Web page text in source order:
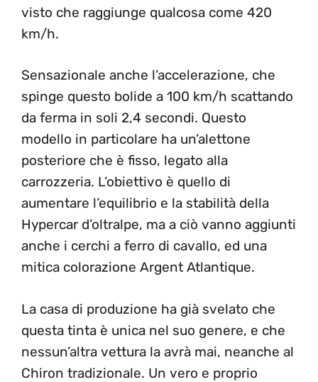
visto che raggiunge qualcosa come 420
km/h.
Sensazionale anche l’accelerazione, che
spinge questo bolide a 100 km/h scattando
da ferma in soli 2,4 secondi. Questo
modello in particolare ha un’alettone
posteriore che è fisso, legato alla
carrozzeria. L’obiettivo è quello di
aumentare l’equilibrio e la stabilità della
Hypercar d’oltralpe, ma a ciò vanno aggiunti
anche i cerchi a ferro di cavallo, ed una
mitica colorazione Argent Atlantique.
La casa di produzione ha già svelato che
questa tinta è unica nel suo genere, e che
nessun’altra vettura la avrà mai, neanche al
Chiron tradizionale. Un vero e proprio